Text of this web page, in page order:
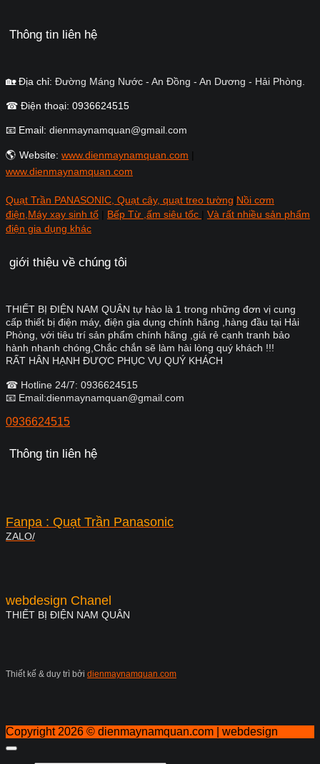
Thông tin liên hệ
🏡 Địa chỉ: Đường Máng Nước - An Đồng - An Dương - Hải Phòng.
☎ Điện thoại: 0936624515
📧 Email: dienmaynamquan@gmail.com
🌎 Website: www.dienmaynamquan.com
www.dienmaynamquan.com
Quạt Trần PANASONIC, Quạt cây, quạt treo tường Nồi cơm
điện,Máy xay sinh tố
Bếp Từ ,ấm siêu tốc
Và rất nhiều sản phẩm
điện gia dụng khác
giới thiệu về chúng tôi
THIẾT BỊ ĐIỆN NAM QUÂN tự hào là 1 trong những đơn vị cung
cấp thiết bị điện máy, điện gia dụng chính hãng ,hàng đầu tại Hải
Phòng, với tiêu trí sản phẩm chính hãng ,giá rẻ cạnh tranh bảo
hành nhanh chóng,Chắc chắn sẽ làm hài lòng quý khách !!!
RẤT HÂN HẠNH ĐƯỢC PHỤC VỤ QUÝ KHÁCH
☎ Hotline 24/7: 0936624515
📧 Email:dienmaynamquan@gmail.com
0936624515
Thông tin liên hệ
Fanpa : Quạt Trần Panasonic
ZALO/
webdesign Chanel
THIẾT BỊ ĐIỆN NAM QUÂN
Thiết kế & duy trì bởi dienmaynamquan.com
Copyright 2026 © dienmaynamquan.com | webdesign